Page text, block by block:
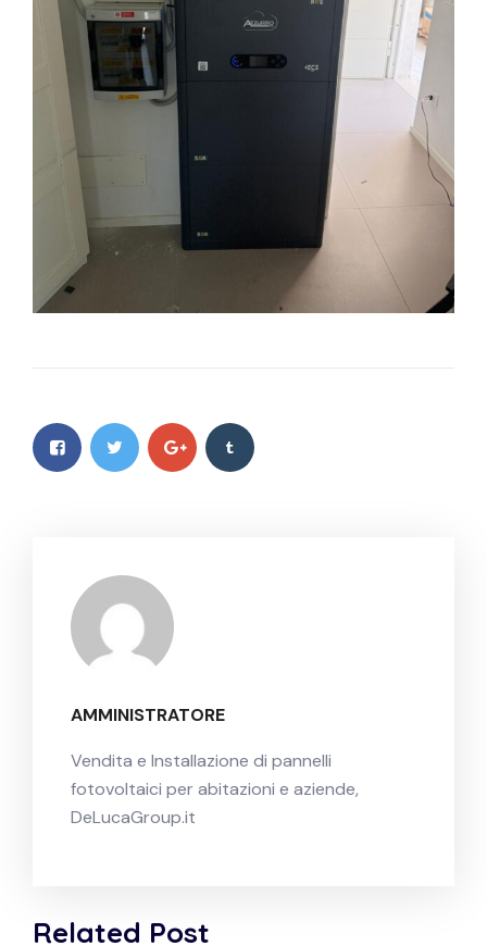
AMMINISTRATORE
Vendita e Installazione di pannelli
fotovoltaici per abitazioni e aziende,
DeLucaGroup.it
Related Post